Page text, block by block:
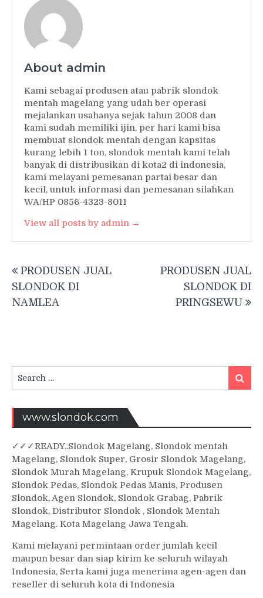
About admin
Kami sebagai produsen atau pabrik slondok
mentah magelang yang udah ber operasi
mejalankan usahanya sejak tahun 2008 dan
kami sudah memiliki ijin, per hari kami bisa
membuat slondok mentah dengan kapsitas
kurang lebih 1 ton, slondok mentah kami telah
banyak di distribusikan di kota2 di indonesia,
kami melayani pemesanan partai besar dan
kecil, untuk informasi dan pemesanan silahkan
WA/HP 0856-4323-8011
View all posts by admin →
navigation
PRODUSEN JUAL
SLONDOK DI
NAMLEA
PRODUSEN JUAL
SLONDOK DI
PRINGSEWU
for:
Search
www.slondok.com
✓ ✓✓READY..Slondok Magelang, Slondok mentah
Magelang, Slondok Super, Grosir Slondok Magelang,
Slondok Murah Magelang, Krupuk Slondok Magelang,
Slondok Pedas, Slondok Pedas Manis, Produsen
Slondok, Agen Slondok, Slondok Grabag, Pabrik
Slondok, Distributor Slondok , Slondok Mentah
Magelang. Kota Magelang Jawa Tengah.
Kami melayani permintaan order jumlah kecil
maupun besar dan siap kirim ke seluruh wilayah
Indonesia, Serta kami juga menerima agen-agen dan
reseller di seluruh kota di Indonesia